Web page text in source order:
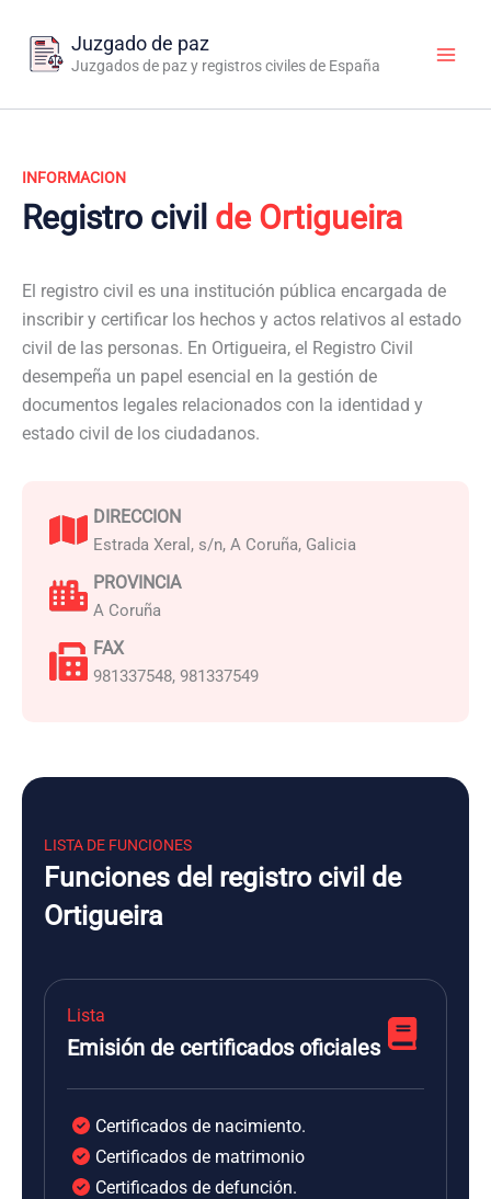
contenido
Juzgado de paz
Juzgados de paz y registros civiles de España
INFORMACION
Registro civil de Ortigueira
El registro civil es una institución pública encargada de
inscribir y certificar los hechos y actos relativos al estado
civil de las personas. En Ortigueira, el Registro Civil
desempeña un papel esencial en la gestión de
documentos legales relacionados con la identidad y
estado civil de los ciudadanos.
DIRECCION
Estrada Xeral, s/n, A Coruña, Galicia
PROVINCIA
A Coruña
FAX
981337548, 981337549
LISTA DE FUNCIONES
Funciones del registro civil de
Ortigueira
Lista
Emisión de certificados oficiales
Certificados de nacimiento.
Certificados de matrimonio
Certificados de defunción.